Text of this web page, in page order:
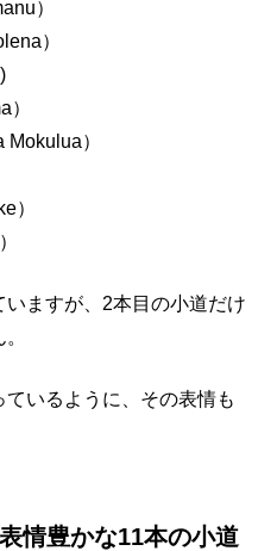
）
）
）
Mokulua）
）
ますが、2本目の小道だけ
いるように、その表情も
情豊かな11本の小道